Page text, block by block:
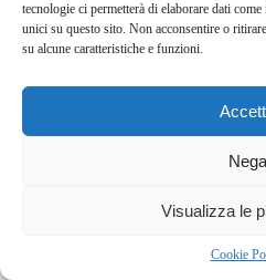
tecnologie ci permetterà di elaborare dati
unici su questo sito. Non acconsentire o
su alcune caratteristiche e funzioni.
Nega
Visualizza le
Cookie
About this website
Respira.reogni giorno trova per
bullet-network.com